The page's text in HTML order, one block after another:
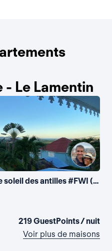
- Le Lamentin
Villa avec piscine sous le soleil des antilles #FWI (Pas d’échange avec la metropole svp).
219 GuestPoints / nuit
Voir plus de maisons